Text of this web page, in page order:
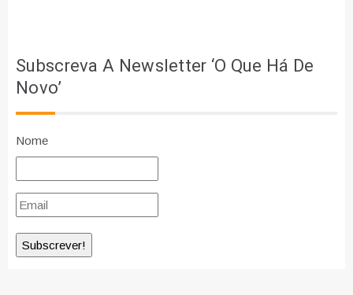
Subscreva A Newsletter ‘O Que Há De
Novo’
Nome